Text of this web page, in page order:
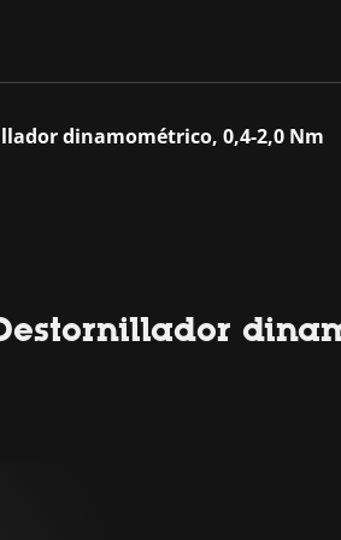
dinamométrico, 0,4-2,0 Nm